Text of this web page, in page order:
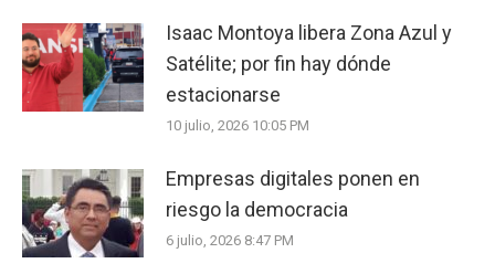
Isaac Montoya libera Zona Azul y
Satélite; por fin hay dónde
estacionarse
10 julio, 2026 10:05 PM
Empresas digitales ponen en
riesgo la democracia
6 julio, 2026 8:47 PM